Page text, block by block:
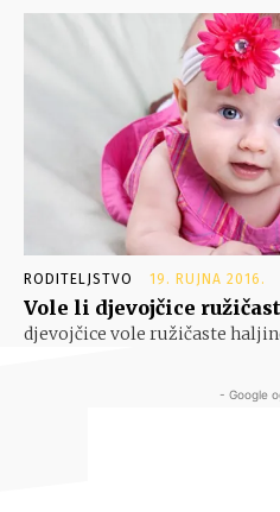
RODITELJSTVO 19. RUJNA 2016.
Vole li djevojčice
djevojčice vole ružičaste
- Google